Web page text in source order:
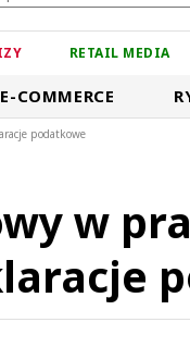
RETAIL MEDIA
E-COMMERCE
podatkowe
w